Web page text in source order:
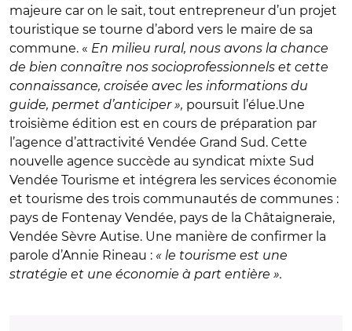
majeure car on le sait, tout entrepreneur d’un projet
touristique se tourne d’abord vers le maire de sa
commune. « En milieu rural, nous avons la chance
de bien connaître nos socioprofessionnels et cette
connaissance, croisée avec les informations du
guide, permet d’anticiper », poursuit l’élue.Une
troisième édition est en cours de préparation par
l’agence d’attractivité Vendée Grand Sud. Cette
nouvelle agence succède au syndicat mixte Sud
Vendée Tourisme et intégrera les services économie
et tourisme des trois communautés de communes :
pays de Fontenay Vendée, pays de la Châtaigneraie,
Vendée Sèvre Autise. Une manière de confirmer la
parole d’Annie Rineau : « le tourisme est une
stratégie et une économie à part entière ».